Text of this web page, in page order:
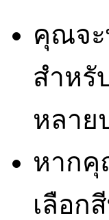
คุณจะ
สำหรั
หลาย
หากคุ
เลือก